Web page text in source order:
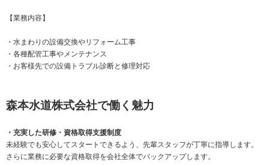
【業務内容】
・水まわりの設備交換やリフォーム工事
・各種配管工事やメンテナンス
・お客様先での設備トラブル診断と修理対応
森本水道株式会社で働く魅力
・充実した研修・資格取得支援制度
未経験でも安心してスタートできるよう、先輩スタッフが丁寧に指導します。
さらに業務に必要な資格取得を会社全体でバックアップします。